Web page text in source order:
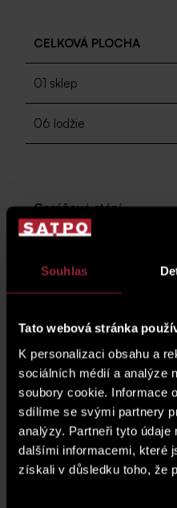
Souhlas
Tato webová stránka
K personalizaci obsahu a
sociálních médií a analýze
soubory cookie. Informace
sdílíme se svými partnery
analýzy. Partneři tyto údaje
dalšími informacemi, které
získali v důsledku toho, že
CELKOVÁ PLOCHA
01 sklep
06 lodžie
Garážové stání
cena garážového stání*
*Cena jednotky nezahrnuje
plánek podlaží